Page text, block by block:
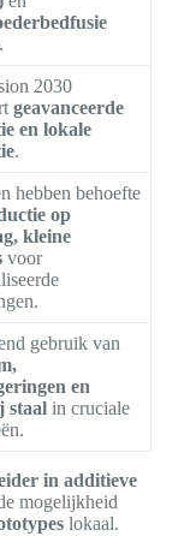
2030
geavanceerde
en lokale
.
hebben behoefte
op
kleine
voor
gebruik van
en
staalin cruciale
in additieve
mogelijkheid
lokaal.